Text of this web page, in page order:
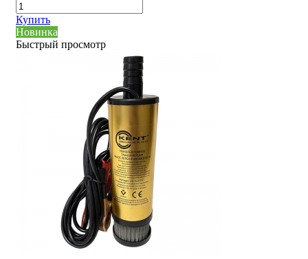
Купить
Новинка
Быстрый просмотр